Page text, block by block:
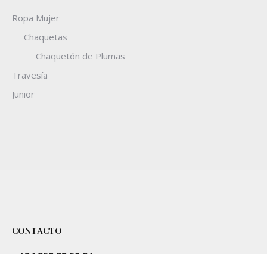
Ropa Mujer
Chaquetas
Chaquetón de Plumas
Travesía
Junior
CONTACTO